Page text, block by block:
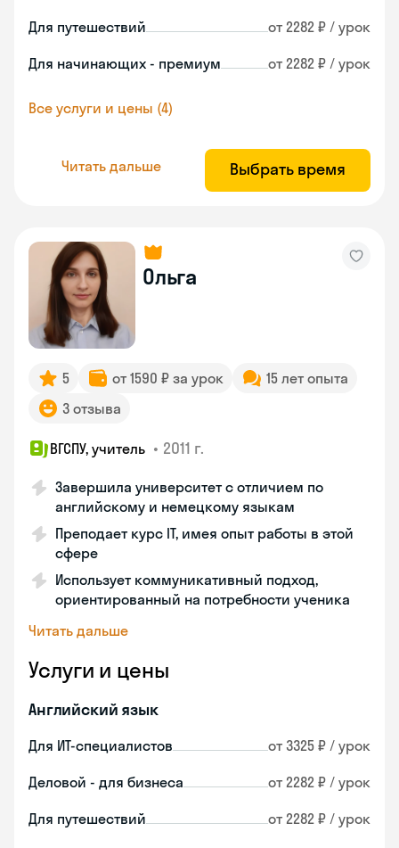
Для путешествий от 2282 ₽ / урок
Для начинающих - премиум от 2282 ₽ / урок
Все услуги и цены (4)
Читать дальше Выбрать время
Ольга
5 от 1590 ₽ за урок
15 лет опыта
3 отзыва
ВГСПУ, учитель • 2011 г.
Завершила университет с отличием по
английскому и немецкому языкам
Преподает курс IT, имея опыт работы в этой
сфере
Использует коммуникативный подход,
ориентированный на потребности ученика
Читать дальше
Услуги и цены
Английский язык
Для ИТ-специалистов от 3325 ₽ / урок
Деловой - для бизнеса от 2282 ₽ / урок
Для путешествий от 2282 ₽ / урок